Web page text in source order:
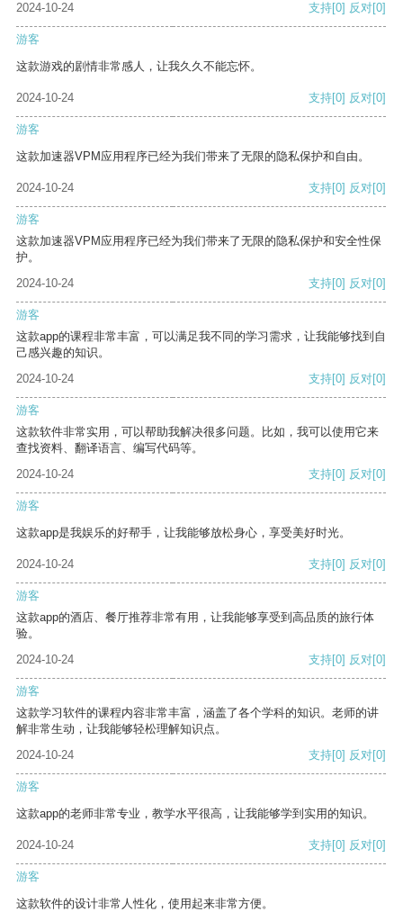
2024-10-24 支持[0] 反对[0]
游客
这款游戏的剧情非常感人，让我久久不能忘怀。
2024-10-24 支持[0] 反对[0]
游客
这款加速器VPM应用程序已经为我们带来了无限的隐私保护和自由。
2024-10-24 支持[0] 反对[0]
游客
这款加速器VPM应用程序已经为我们带来了无限的隐私保护和安全性保
护。
2024-10-24
支持[0] 反对[0]
游客
这款app的课程非常丰富，可以满足我不同的学习需求，让我能够找到自
己感兴趣的知识。
2024-10-24
支持[0] 反对[0]
游客
这款软件非常实用，可以帮助我解决很多问题。比如，我可以使用它来
查找资料、翻译语言、编写代码等。
2024-10-24
支持[0] 反对[0]
游客
这款app是我娱乐的好帮手，让我能够放松身心，享受美好时光。
2024-10-24 支持[0] 反对[0]
游客
这款app的酒店、餐厅推荐非常有用，让我能够享受到高品质的旅行体
验。
2024-10-24
支持[0] 反对[0]
游客
这款学习软件的课程内容非常丰富，涵盖了各个学科的知识。老师的讲
解非常生动，让我能够轻松理解知识点。
2024-10-24
支持[0] 反对[0]
游客
这款app的老师非常专业，教学水平很高，让我能够学到实用的知识。
2024-10-24 支持[0] 反对[0]
游客
这款软件的设计非常人性化，使用起来非常方便。